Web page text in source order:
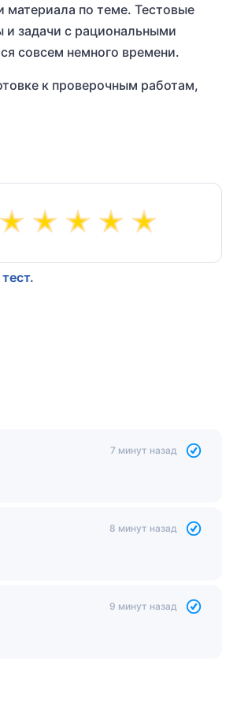
материала по теме. Тестовые
и задачи с рациональными
совсем немного времени.
к проверочным работам,
7 минут назад
8 минут назад
9 минут назад